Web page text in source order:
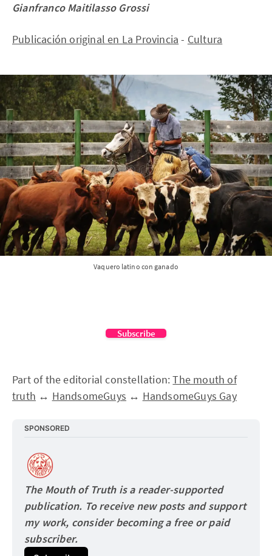
Gianfranco Maitilasso Grossi
Publicación original en La Provincia - Cultura
Vaquero latino con ganado
Subscribe
Part of the editorial constellation:The mouth of
truth ↔ HandsomeGuys ↔ HandsomeGuys Gay
SPONSORED
The Mouth of Truth is a reader-supported
publication. To receive new posts and support
my work, consider becoming a free or paid
subscriber.